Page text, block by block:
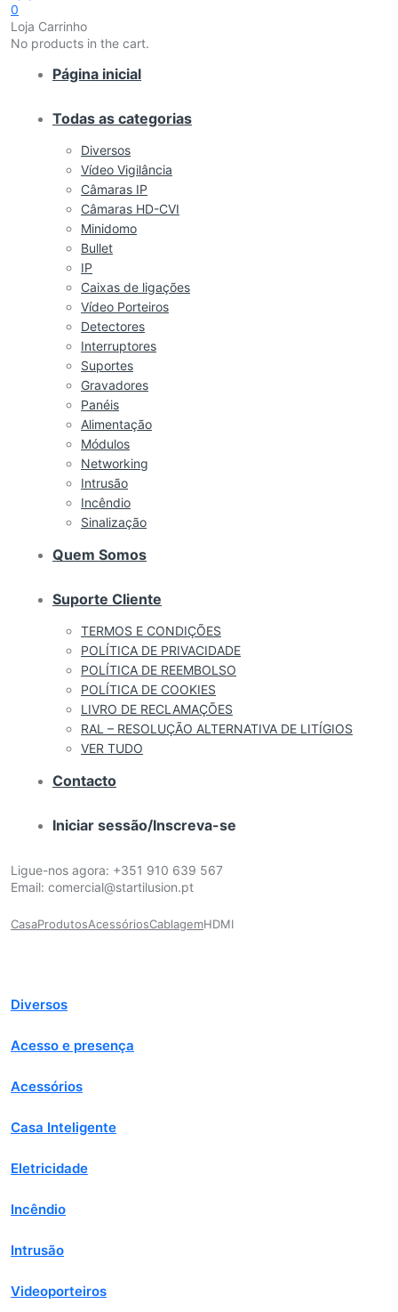
0
Loja Carrinho
No products in the cart.
Página inicial
Todas as categorias
Diversos
Vídeo Vigilância
Câmaras IP
Câmaras HD-CVI
Minidomo
Bullet
IP
Caixas de ligações
Vídeo Porteiros
Detectores
Interruptores
Suportes
Gravadores
Panéis
Alimentação
Módulos
Networking
Intrusão
Incêndio
Sinalização
Quem Somos
Suporte Cliente
TERMOS E CONDIÇÕES
POLÍTICA DE PRIVACIDADE
POLÍTICA DE REEMBOLSO
POLÍTICA DE COOKIES
LIVRO DE RECLAMAÇÕES
RAL – RESOLUÇÃO ALTERNATIVA DE LITÍGIOS
VER TUDO
Contacto
Iniciar sessão/Inscreva-se
Ligue-nos agora: +351 910 639 567
Email: comercial@startilusion.pt
CasaProdutosAcessóriosCablagemHDMI
Diversos
Acesso e presença
Acessórios
Casa Inteligente
Eletricidade
Incêndio
Intrusão
Videoporteiros